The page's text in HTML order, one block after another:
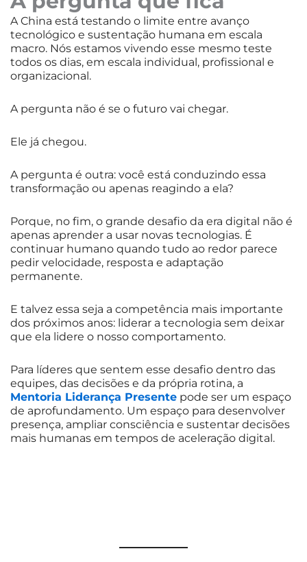
A China está testando o limite entre avanço
tecnológico e sustentação humana em escala
macro. Nós estamos vivendo esse mesmo teste
todos os dias, em escala individual, profissional e
organizacional.
A pergunta não é se o futuro vai chegar.
Ele já chegou.
A pergunta é outra: você está conduzindo essa
transformação ou apenas reagindo a ela?
Porque, no fim, o grande desafio da era digital não é
apenas aprender a usar novas tecnologias. É
continuar humano quando tudo ao redor parece
pedir velocidade, resposta e adaptação
permanente.
E talvez essa seja a competência mais importante
dos próximos anos: liderar a tecnologia sem deixar
que ela lidere o nosso comportamento.
Para líderes que sentem esse desafio dentro das
equipes, das decisões e da própria rotina, a
Mentoria Liderança Presente pode ser um espaço
de aprofundamento. Um espaço para desenvolver
presença, ampliar consciência e sustentar decisões
mais humanas em tempos de aceleração digital.